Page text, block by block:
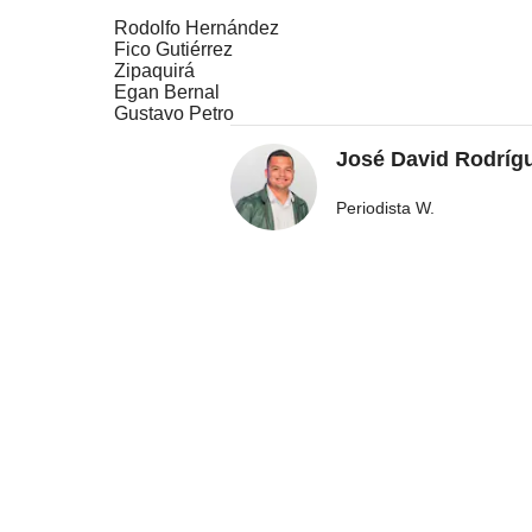
Rodolfo Hernández
Fico Gutiérrez
Zipaquirá
Egan Bernal
Gustavo Petro
José David
Periodista W.